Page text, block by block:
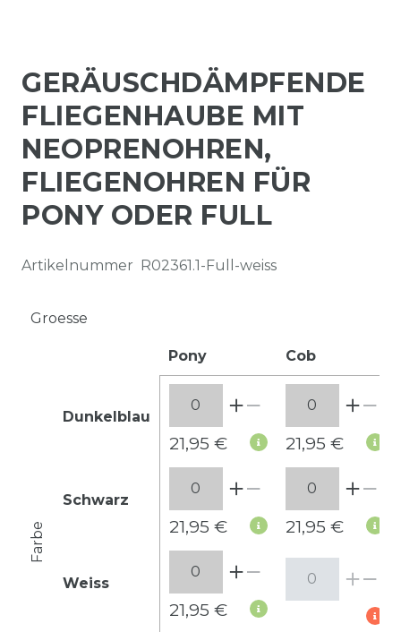
GERÄUSCHDÄMPFENDE
FLIEGENHAUBE MIT
NEOPRENOHREN,
FLIEGENOHREN FÜR
PONY ODER FULL
Artikelnummer R02361.1-Full-weiss
Groesse
Pony Cob
Farbe
Dunkelblau
21,95 € 21,95 €
Schwarz
21,95 € 21,95 €
Weiss
21,95 €